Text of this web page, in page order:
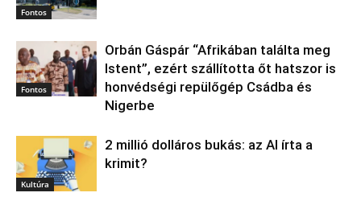
Fontos
Fontos
Orbán Gáspár “Afrikában találta meg
Istent”, ezért szállította őt hatszor is
honvédségi repülőgép Csádba és
Nigerbe
Kultúra
2 millió dolláros bukás: az AI írta a
krimit?